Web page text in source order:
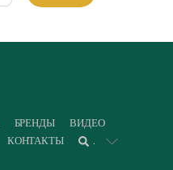
БРЕНДЫ
ВИДЕО
КОНТАКТЫ .